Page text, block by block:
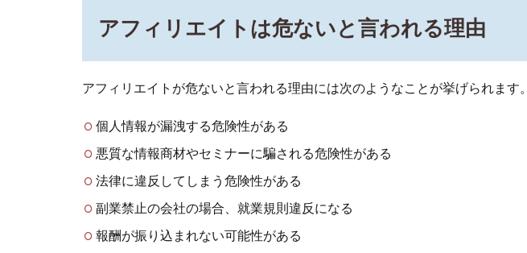
ナー
る危
があ
る
2.3
法律
反し
てし
アフィリエイトは危ないと言われる理由
アフィリエイトが危ないと言われる理由には次のようなことが挙げられます。
個人情報が漏洩する危険性がある
悪質な情報商材やセミナーに騙される危険性がある
法律に違反してしまう危険性がある
副業禁止の会社の場合、就業規則違反になる
報酬が振り込まれない可能性がある